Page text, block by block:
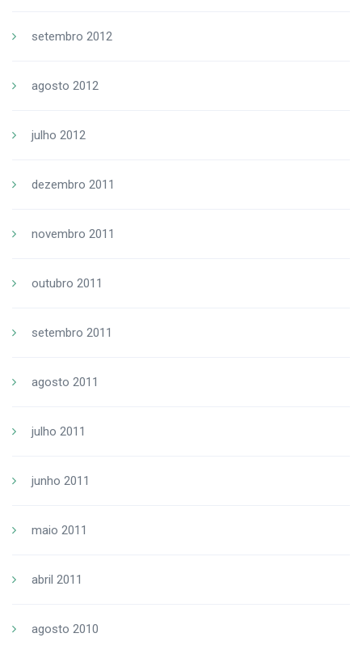
setembro 2012
agosto 2012
julho 2012
dezembro 2011
novembro 2011
outubro 2011
setembro 2011
agosto 2011
julho 2011
junho 2011
maio 2011
abril 2011
agosto 2010